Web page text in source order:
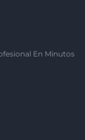
En Minutos